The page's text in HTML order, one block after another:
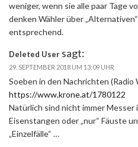
weniger, wenn sie alle paar Tage
denken Wähler über
entsprechend.
Deleted User sagt:
29. SEPTEMBER 2018 UM 13:09 UHR
Soeben in den Nachrichten (Radio
https://www.krone.at/1780122
Natürlich sind nicht immer Messer
Eisenstangen oder „nur“ Fäuste
„Einzelfälle“ …